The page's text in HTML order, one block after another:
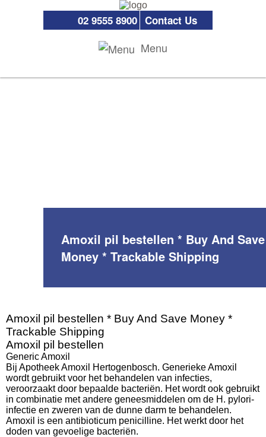
02 9555 8900 Contact Us
Menu
Amoxil pil bestellen * Buy And Save
Money * Trackable Shipping
Amoxil pil bestellen * Buy And Save Money *
Trackable Shipping
Amoxil pil bestellen
Generic Amoxil
Bij Apotheek Amoxil Hertogenbosch. Generieke Amoxil
wordt gebruikt voor het behandelen van infecties,
veroorzaakt door bepaalde bacteriën. Het wordt ook gebruikt
in combinatie met andere geneesmiddelen om de H. pylori-
infectie en zweren van de dunne darm te behandelen.
Amoxil is een antibioticum penicilline. Het werkt door het
doden van gevoelige bacteriën.